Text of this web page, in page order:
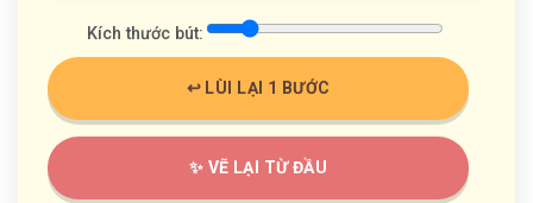
Kích thước bút:
↩️ LÙI LẠI 1 BƯỚC
✨ VẼ LẠI TỪ ĐẦU